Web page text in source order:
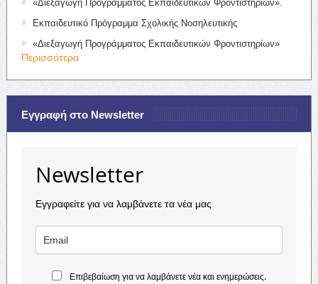
«Διεξαγωγή Προγράμματος Εκπαιδευτικών Φροντιστηρίων».
Εκπαιδευτικό Πρόγραμμα Σχολικής Νοσηλευτικής
«Διεξαγωγή Προγράμματος Εκπαιδευτικών Φροντιστηρίων»
Περισσότερα
Εγγραφή στο Newsletter
Newsletter
Εγγραφείτε για να λαμβάνετε τα νέα μας
Επιβεβαίωση για να λαμβάνετε νέα και ενημερώσεις.